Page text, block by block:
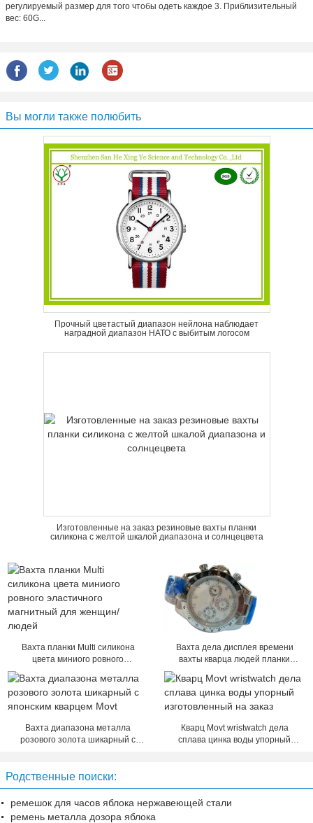
регулируемый размер для того чтобы одеть каждое 3. Приблизительный
вес: 60G...
Вы могли также полюбить
Прочный цветастый диапазон нейлона наблюдает
наградной диапазон НАТО с выбитым логосом
Изготовленные на заказ резиновые вахты планки
силикона с желтой шкалой диапазона и солнцецвета
Вахта планки Multi силикона
цвета миниого ровного
женщин/людей
Вахта дела дисплея времени
вахты кварца людей планки
Вахта диапазона металла
розового золота шикарный с
Кварц Movt wristwatch дела
сплава цинка воды упорный
Родственные поиски:
ремешок для часов яблока нержавеющей стали
ремень металла дозора яблока